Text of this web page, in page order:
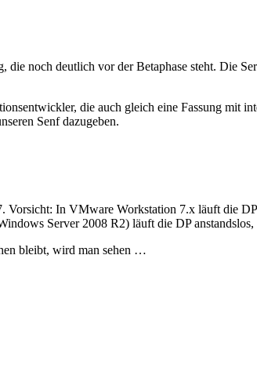
noch deutlich vor der Betaphase steht. Die
die auch gleich eine Fassung mit
Senf dazugeben.
In VMware Workstation 7.x läuft die
Server 2008 R2) läuft die DP
bleibt, wird man sehen …